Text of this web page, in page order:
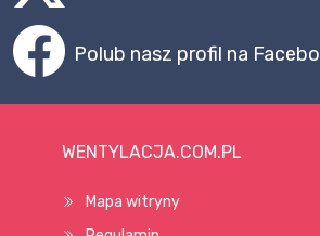
Polub nasz profil na
WENTYLACJA.COM.PL
Mapa witryny